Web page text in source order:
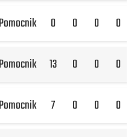
Pomocnik 0 0 0 0
Pomocnik 13 0 0 0
Pomocnik 7 0 0 0